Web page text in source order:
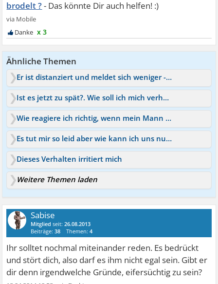
brodelt ?
x 3
Ähnliche Themen
Er ist distanziert und meldet sich weniger - wie verhalten?
Ist es jetzt zu spät?. Wie soll ich mich verhalten?
Wie reagiere ich richtig, wenn mein Mann fremdflirtet?
Es tut mir so leid aber wie kann ich uns nur helfen?!
Dieses Verhalten irritiert mich
Weitere Themen laden
Sabise
Mitglied seit:26.08.2013
Beiträge:38 Themen:4
Ihr solltet nochmal miteinander reden. Es bedrückt
und stört dich, also darf es ihm nicht egal sein. Gibt er
dir denn irgendwelche Gründe, eifersüchtig zu sein?